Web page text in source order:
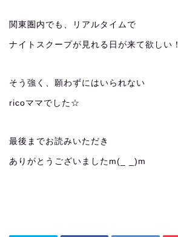
関東圏内でも、リアルタイムで
ナイトスクープが見れる日が来て欲しい！
そう強く、願わずにはいられない
ricoママでした☆
最後までお読みいただき
ありがとうございましたm(_ _)m